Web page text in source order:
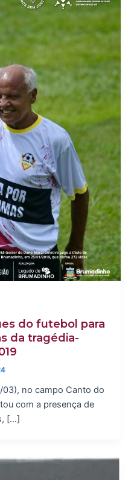
do futebol para
da tragédia-
03), no campo Canto do
com a presença de
[…]